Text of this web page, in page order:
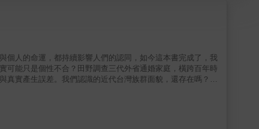
人的命運，都持續影響人們的認同，如今這本書完成了，我
可能只是個性不合？田野調查三代外省通婚家庭，橫跨百年時
真實產生誤差。我們認識的近代台灣族群面貌，還存在嗎？在
反思。作者指出，「外省人」並非單一群體，而是在不同遷
淺。第一代外省人心繫原鄉，後代則在台灣重構自我，他們的